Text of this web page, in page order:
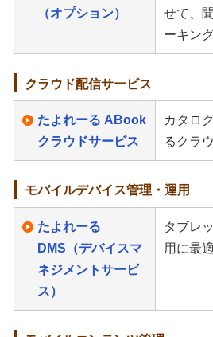
（オプション）
せて、
ーキン
クラウド配信サービス
たよれーる ABook
クラウドサービス
カタロ
るクラ
モバイルデバイス管理・運用
たよれーる
DMS（デバイスマ
ネジメントサービ
ス）
タブレ
用に最